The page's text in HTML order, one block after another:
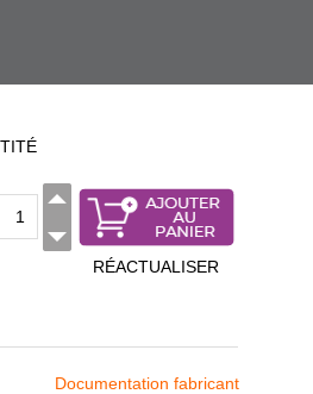
RÉACTUALISER
Documentation fabricant